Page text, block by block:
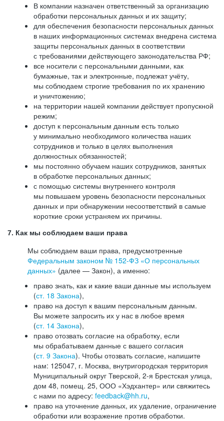
В компании назначен ответственный за организацию
обработки персональных данных и их защиту;
для обеспечения безопасности персональных данных
в наших информационных системах внедрена система
защиты персональных данных в соответствии
с требованиями действующего законодательства РФ;
все носители с персональными данными, как
бумажные, так и электронные, подлежат учёту,
мы соблюдаем строгие требования по их хранению
и уничтожению;
на территории нашей компании действует пропускной
режим;
доступ к персональным данным есть только
у минимально необходимого количества наших
сотрудников и только в целях выполнения
должностных обязанностей;
мы постоянно обучаем наших сотрудников, занятых
в обработке персональных данных;
с помощью системы внутреннего контроля
мы повышаем уровень безопасности персональных
данных и при обнаружении несоответствий в самые
короткие сроки устраняем их причины.
7. Как мы соблюдаем ваши права
Мы соблюдаем ваши права, предусмотренные
Федеральным законом № 152-ФЗ «О персональных
данных» (далее — Закон), а именно:
право знать, как и какие ваши данные мы используем
(ст. 18 Закона),
право на доступ к вашим персональным данным.
Вы можете запросить их у нас в любое время
(ст. 14 Закона),
право отозвать согласие на обработку, если
мы обрабатываем данные с вашего согласия
(ст. 9 Закона). Чтобы отозвать согласие, напишите
нам: 125047, г. Москва, внутригородская территория
Муниципальный округ Тверской, 2-я Брестская улица,
дом 48, помещ. 25, ООО «Хэдхантер» или свяжитесь
с нами по адресу: feedback@hh.ru,
право на уточнение данных, их удаление, ограничение
обработки или возражение против обработки.